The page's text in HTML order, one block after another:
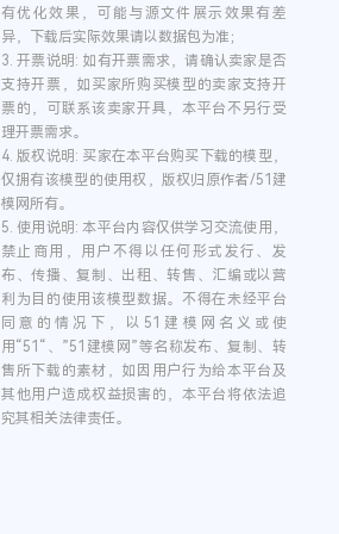
有优化效果，可能与源文件展示效果有差
异，下载后实际效果请以数据包为准；
3.开票说明: 如有开票需求，请确认卖家是否
支持开票，如买家所购买模型的卖家支持开
票的，可联系该卖家开具，本平台不另行受
理开票需求。
4.版权说明: 买家在本平台购买下载的模型，
仅拥有该模型的使用权，版权归原作者/51建
模网所有。
5.使用说明: 本平台内容仅供学习交流使用，
禁止商用，用户不得以任何形式发行、发
布、传播、复制、出租、转售、汇编或以营
利为目的使用该模型数据。不得在未经平台
同意的情况下，以51建模网名义或使
用“51“、”51建模网”等名称发布、复制、转
售所下载的素材，如因用户行为给本平台及
其他用户造成权益损害的，本平台将依法追
究其相关法律责任。